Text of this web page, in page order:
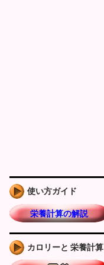
使い方ガイド
栄養計算の解説
カロリーと 栄養計算